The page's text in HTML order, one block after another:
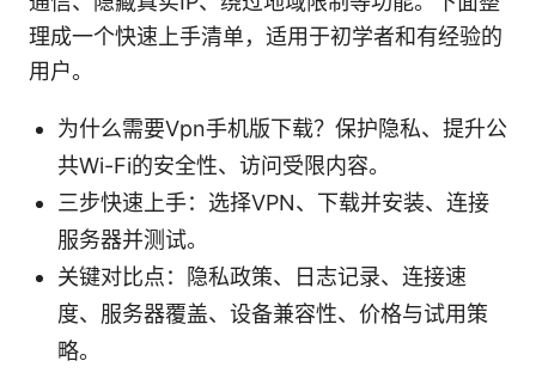
理成一个快速上手清单，适用于初学者和有经验的
用户。
为什么需要Vpn手机版下载？保护隐私、提升公
共Wi-Fi的安全性、访问受限内容。
三步快速上手：选择VPN、下载并安装、连接
服务器并测试。
关键对比点：隐私政策、日志记录、连接速
度、服务器覆盖、设备兼容性、价格与试用策
略。